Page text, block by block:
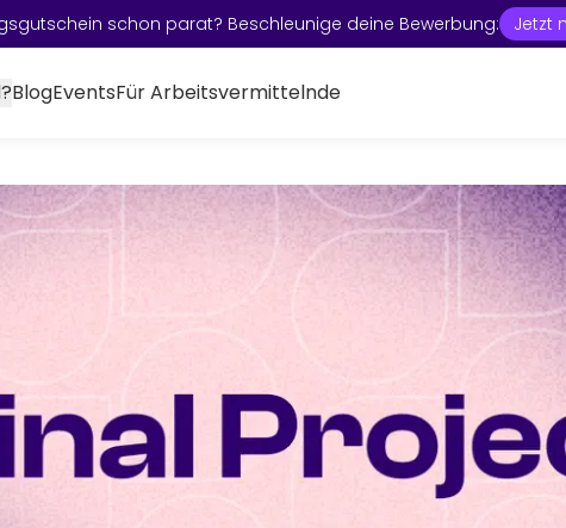
schon parat? Beschleunige deine Bewerbung: Jetzt
BlogEventsFür Arbeitsvermittelnde